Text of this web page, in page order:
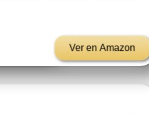
Ver en Amazon